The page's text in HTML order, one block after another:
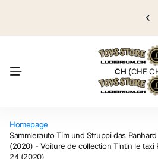
Puppenklinik
CH (CHF
Homepage
Sammlerauto Tim und Struppi das
(2020) - Voiture de collection Tintin le taxi
24 (2020)